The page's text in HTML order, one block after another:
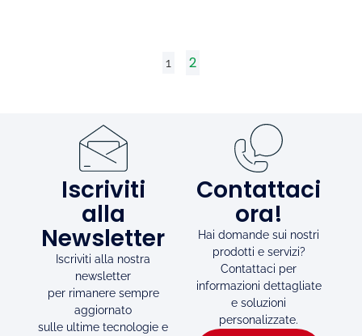
1 2
Iscriviti
alla
Newsletter
Iscriviti alla nostra
newsletter
per rimanere sempre
aggiornato
sulle ultime tecnologie e
Contattaci
ora!
Hai domande sui nostri
prodotti e servizi?
Contattaci per
informazioni dettagliate
e soluzioni
personalizzate.